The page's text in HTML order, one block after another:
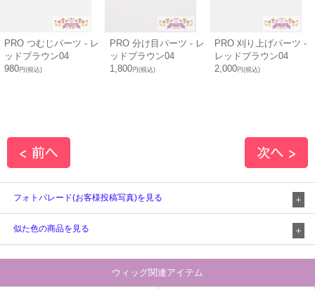
PRO つむじパーツ - レ
ッドブラウン04
980円(税込)
PRO 分け目パーツ - レ
ッドブラウン04
1,800円(税込)
PRO 刈り上げパーツ -
レッドブラウン04
2,000円(税込)
フォトパレード(お客様投稿写真)を見る
似た色の商品を見る
ウィッグ関連アイテム